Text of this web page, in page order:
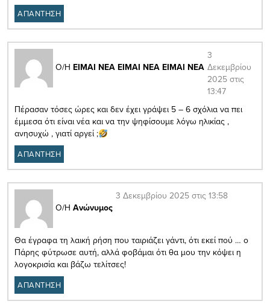
ΑΠΑΝΤΗΣΗ
Ο/Η ΕΙΜΑΙ ΝΕΑ ΕΙΜΑΙ ΝΕΑ ΕΙΜΑΙ ΝΕΑ
3
Δεκεμβρίου
2025 στις
13:47
Πέρασαν τόσες ώρες και δεν έχει γράψει 5 – 6 σχόλια να πει
έμμεσα ότι είναι νέα και να την ψηφίσουμε λόγω ηλικίας ,
ανησυχώ , γιατί αργεί ;
ΑΠΑΝΤΗΣΗ
Ο/Η Ανώνυμος
3 Δεκεμβρίου 2025 στις 13:58
Θα έγραφα τη λαική ρήση που ταιριάζει γάντι, ότι εκεί πού … ο
Πάρης φύτρωσε αυτή, αλλά φοβάμαι ότι θα μου την κόψει η
λογοκρισία και βάζω τελίτσες!
ΑΠΑΝΤΗΣΗ